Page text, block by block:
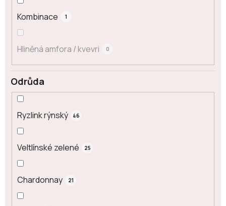
Odrůda
Ryzlink rýnský 46
Veltlínské zelené 25
Chardonnay 21
Kombinace 1
Hliněná amfora / kvevri 0